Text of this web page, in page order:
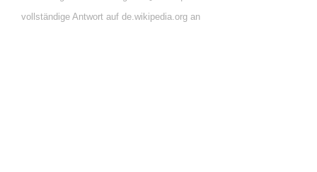
vollständige Antwort auf de.wikipedia.org an